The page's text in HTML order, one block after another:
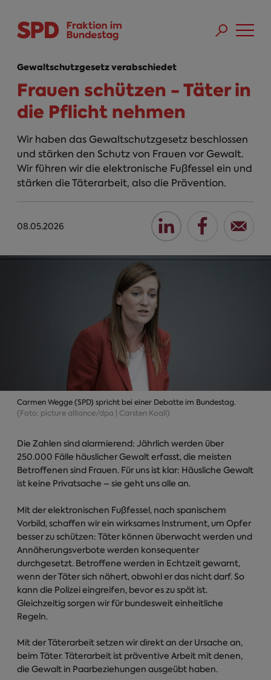
Gewaltschutzgesetz verabschiedet
Frauen schützen - Täter in
die Pflicht nehmen
Wir haben das Gewaltschutzgesetz beschlossen
und stärken den Schutz von Frauen vor Gewalt.
Wir führen wir die elektronische Fußfessel ein und
stärken die Täterarbeit, also die Prävention.
08.05.2026
Carmen Wegge (SPD) spricht bei einer Debatte im Bundestag.
(Foto: picture alliance/dpa | Carsten Koall)
Die Zahlen sind alarmierend: Jährlich werden über
250.000 Fälle häuslicher Gewalt erfasst, die meisten
Betroffenen sind Frauen. Für uns ist klar: Häusliche Gewalt
ist keine Privatsache – sie geht uns alle an.
Mit der elektronischen Fußfessel, nach spanischem
Vorbild, schaffen wir ein wirksames Instrument, um Opfer
besser zu schützen: Täter können überwacht werden und
Annäherungsverbote werden konsequenter
durchgesetzt. Betroffene werden in Echtzeit gewarnt,
wenn der Täter sich nähert, obwohl er das nicht darf. So
kann die Polizei eingreifen, bevor es zu spät ist.
Gleichzeitig sorgen wir für bundesweit einheitliche
Regeln.
Mit der Täterarbeit setzen wir direkt an der Ursache an,
beim Täter. Täterarbeit ist präventive Arbeit mit denen,
die Gewalt in Paarbeziehungen ausgeübt haben.